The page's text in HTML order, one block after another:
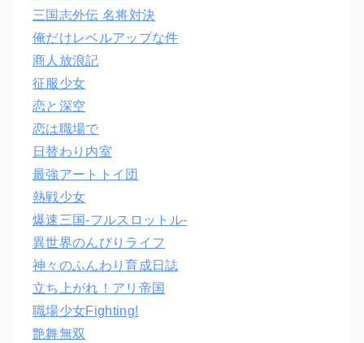
三国志外伝 名将対決
俺だけレベルアップな件
商人放浪記
征服少女
恋と深空
恋は職場で
日替わり内室
最強アートトイ団
熱戦少女
爆速三国‐フルスロットル‐
異世界のんびりライフ
神々のふんわり育成日誌
立ち上がれ！アリ帝国
職場少女Fighting!
艶舞無双